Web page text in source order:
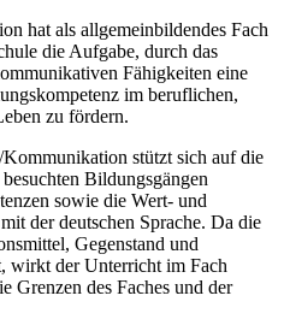
hat als allgemeinbildendes Fach
die Aufgabe, durch das
Fähigkeiten eine
im beruflichen,
zu fördern.
stützt sich auf die
Bildungsgängen
sowie die Wert- und
der deutschen Sprache. Da die
Gegenstand und
wirkt der Unterricht im Fach
Grenzen des Faches und der